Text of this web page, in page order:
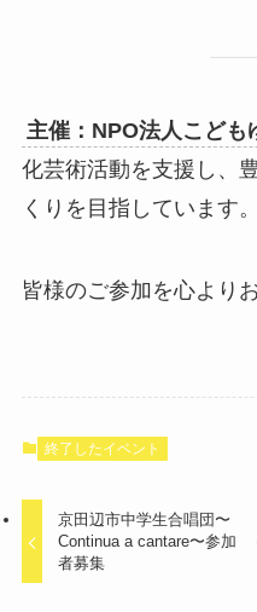
主催：NPO法人こども
化芸術活動を支援し、
くりを目指しています。
皆様のご参加を心より
終了したイベント
京田辺市中学生合唱団〜
Continua a cantare〜参加
者募集